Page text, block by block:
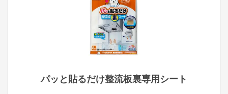
パッと貼るだけ整流板裏専用シート